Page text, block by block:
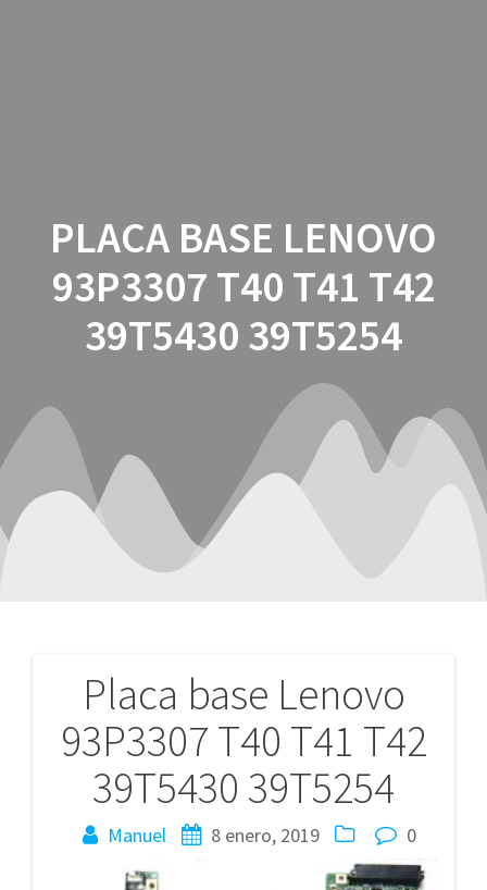
PLACA BASE LENOVO
93P3307 T40 T41 T42
39T5430 39T5254
Placa base Lenovo
93P3307 T40 T41 T42
39T5430 39T5254
Manuel 8 enero, 2019 0
Navegación
de
entradas